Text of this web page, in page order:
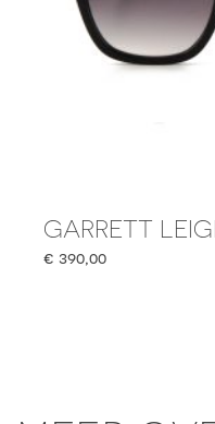
GARRETT
€ 390,00